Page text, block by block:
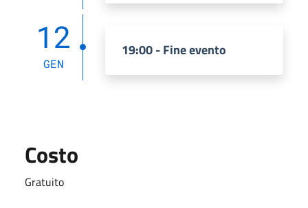
12
GEN
19:00 - Fine evento
Costo
Gratuito